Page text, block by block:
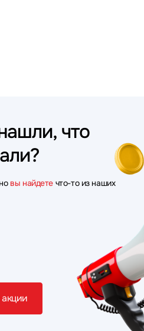
что
вы найдете что-то из наших